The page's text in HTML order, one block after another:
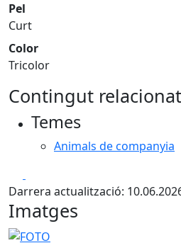
Pel
Curt
Color
Tricolor
Contingut relacionat
Temes
Animals de companyia
Darrera actualització:
Imatges
FOTO